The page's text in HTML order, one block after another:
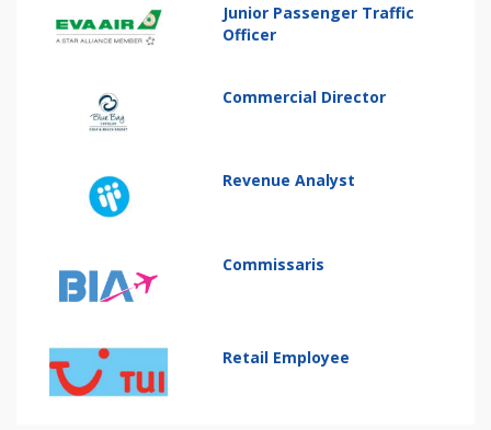
Junior Passenger Traffic
Officer
Commercial Director
Revenue Analyst
Commissaris
Retail Employee